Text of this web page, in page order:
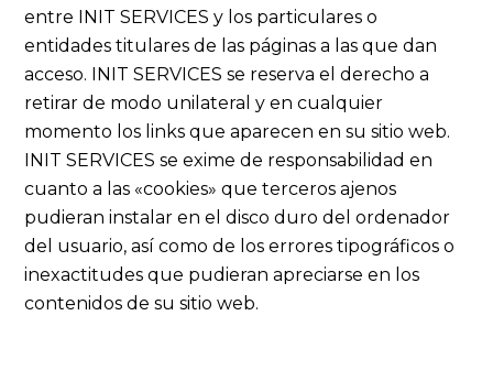
entre INIT SERVICES y los particulares o
entidades titulares de las páginas a las que dan
acceso. INIT SERVICES se reserva el derecho a
retirar de modo unilateral y en cualquier
momento los links que aparecen en su sitio web.
INIT SERVICES se exime de responsabilidad en
cuanto a las «cookies» que terceros ajenos
pudieran instalar en el disco duro del ordenador
del usuario, así como de los errores tipográficos o
inexactitudes que pudieran apreciarse en los
contenidos de su sitio web.